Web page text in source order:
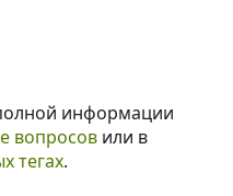
информации
вопросовили в
тегах.